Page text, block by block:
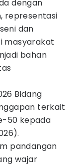
dengan
representasi
dan
masyarakat
bahan
Bidang
terkait
50 kepada
pandangan
wajar